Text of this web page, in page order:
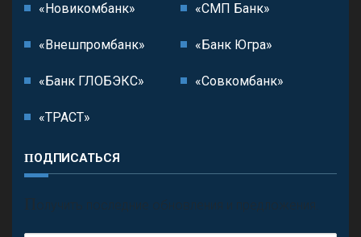
«Новикомбанк» «СМП Банк»
«Внешпромбанк» «Банк Югра»
«Банк ГЛОБЭКС» «Совкомбанк»
«ТРАСТ»
ПОДПИСАТЬСЯ
П олучить последние обновления и предложения.